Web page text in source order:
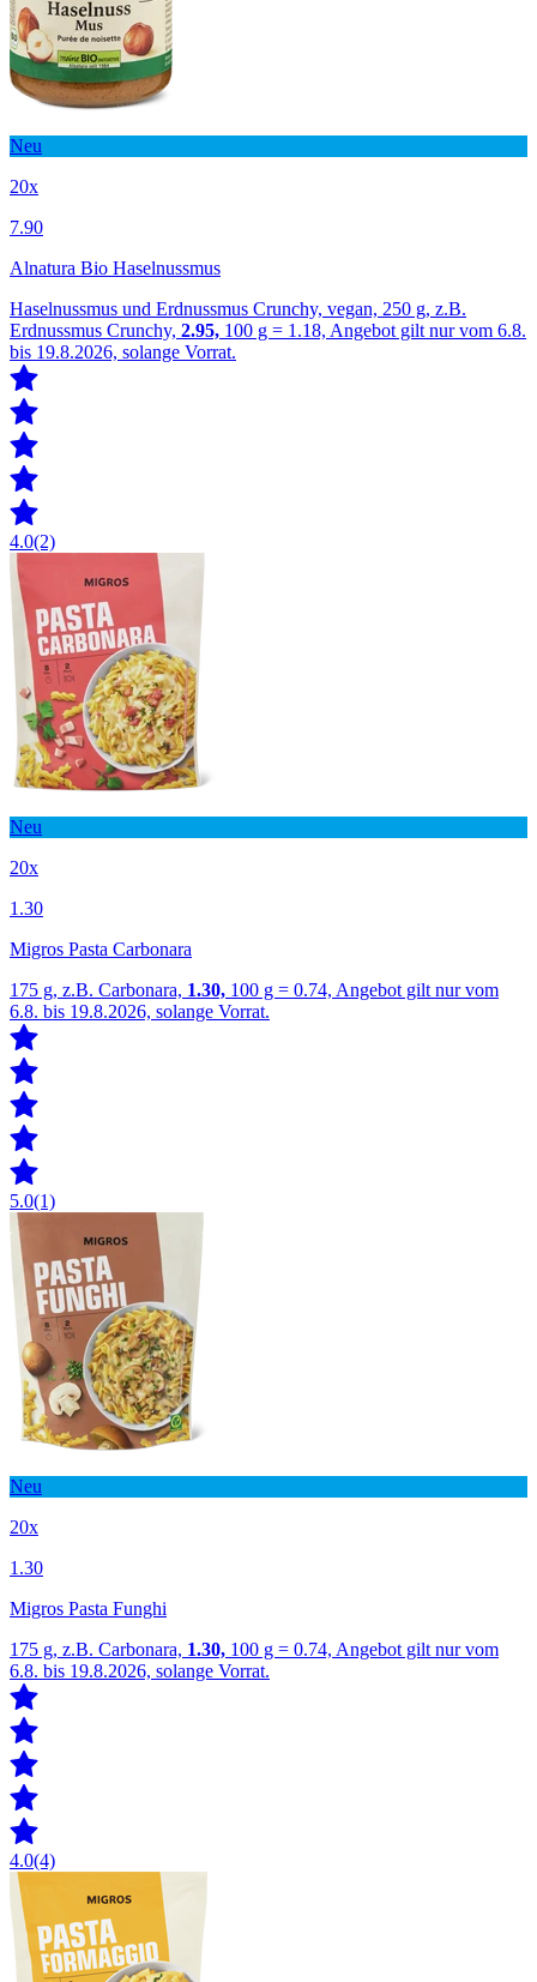
Neu
20x
7.90
Alnatura Bio Haselnussmus
Haselnussmus und Erdnussmus Crunchy, vegan, 250 g, z.B.
Erdnussmus Crunchy, 2.95, 100 g = 1.18, Angebot gilt nur vom 6.8.
bis 19.8.2026, solange Vorrat.
4.0(2)
Neu
20x
1.30
Migros Pasta Carbonara
175 g, z.B. Carbonara, 1.30, 100 g = 0.74, Angebot gilt nur vom
6.8. bis 19.8.2026, solange Vorrat.
5.0(1)
Neu
20x
1.30
Migros Pasta Funghi
175 g, z.B. Carbonara, 1.30, 100 g = 0.74, Angebot gilt nur vom
6.8. bis 19.8.2026, solange Vorrat.
4.0(4)